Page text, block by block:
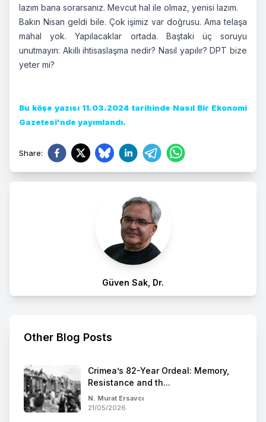
Güven Sak, Dr.
Other Blog Posts
Crimea’s 82-Year Ordeal: Memory,
Resistance and th...
N. Murat Ersavcı
21/05/2026
lazım bana sorarsanız. Mevcut hal ile olmaz, yenisi lazım.
Bakın Nisan geldi bile. Çok işimiz var doğrusu. Ama telaşa
mahal yok. Yapılacaklar ortada. Baştaki üç soruyu
unutmayın: Akıllı ihtisaslaşma nedir? Nasıl yapılır? DPT bize
yeter mi?
Bu köşe yazısı 11.03.2024 tarihinde Nasıl Bir Ekonomi
Gazetesi'nde yayımlandı.
Share: